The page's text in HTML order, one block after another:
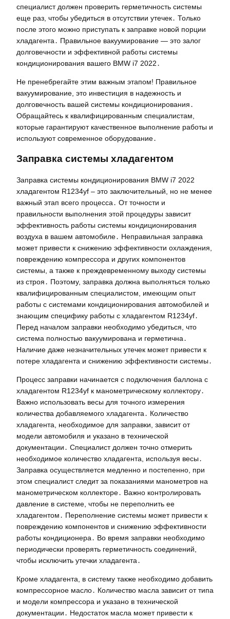
специалист должен проверить герметичность системы
еще раз, чтобы убедиться в отсутствии утечек․ Только
после этого можно приступать к заправке новой порции
хладагента․ Правильное вакуумирование — это залог
долговечности и эффективной работы системы
кондиционирования вашего BMW i7 2022․
Не пренебрегайте этим важным этапом! Правильное
вакуумирование, это инвестиция в надежность и
долговечность вашей системы кондиционирования․
Обращайтесь к квалифицированным специалистам,
которые гарантируют качественное выполнение работы и
используют современное оборудование․
Заправка системы хладагентом
Заправка системы кондиционирования BMW i7 2022
хладагентом R1234yf – это заключительный, но не менее
важный этап всего процесса․ От точности и
правильности выполнения этой процедуры зависит
эффективность работы системы кондиционирования
воздуха в вашем автомобиле․ Неправильная заправка
может привести к снижению эффективности охлаждения,
повреждению компрессора и других компонентов
системы, а также к преждевременному выходу системы
из строя․ Поэтому, заправка должна выполняться только
квалифицированным специалистом, имеющим опыт
работы с системами кондиционирования автомобилей и
знающим специфику работы с хладагентом R1234yf․
Перед началом заправки необходимо убедиться, что
система полностью вакуумирована и герметична․
Наличие даже незначительных утечек может привести к
потере хладагента и снижению эффективности системы․
Процесс заправки начинается с подключения баллона с
хладагентом R1234yf к манометрическому коллектору․
Важно использовать весы для точного измерения
количества добавляемого хладагента․ Количество
хладагента, необходимое для заправки, зависит от
модели автомобиля и указано в технической
документации․ Специалист должен точно отмерить
необходимое количество хладагента, используя весы․
Заправка осуществляется медленно и постепенно, при
этом специалист следит за показаниями манометров на
манометрическом коллекторе․ Важно контролировать
давление в системе, чтобы не переполнить ее
хладагентом․ Переполнение системы может привести к
повреждению компонентов и снижению эффективности
работы кондиционера․ Во время заправки необходимо
периодически проверять герметичность соединений,
чтобы исключить утечки хладагента․
Кроме хладагента, в систему также необходимо добавить
компрессорное масло․ Количество масла зависит от типа
и модели компрессора и указано в технической
документации․ Недостаток масла может привести к